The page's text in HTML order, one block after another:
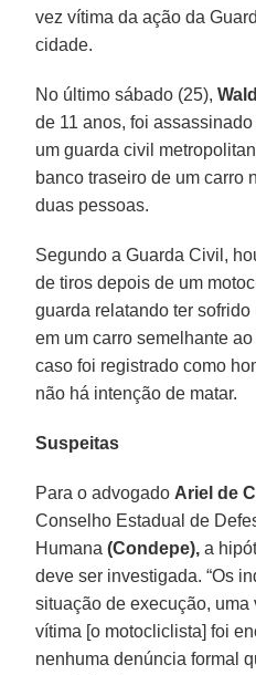
vez vítima da ação da
cidade.
No último sábado (25),
de 11 anos, foi
um guarda civil
banco traseiro de um carro
duas pessoas.
Segundo a Guarda Civil,
de tiros depois de um
guarda relatando ter
em um carro semelhante
caso foi registrado como
não há intenção de matar.
Suspeitas
Para o advogado Ariel de
Conselho Estadual de
Humana(Condepe), a
deve ser investigada. “Os
situação de execução,
vítima [o motocliclista] foi
nenhuma denúncia formal